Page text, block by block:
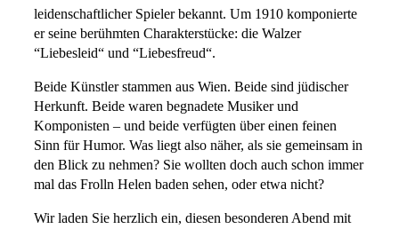
leidenschaftlicher Spieler bekannt. Um 1910 komponierte
er seine berühmten Charakterstücke: die Walzer
“Liebesleid“ und “Liebesfreud“.
Beide Künstler stammen aus Wien. Beide sind jüdischer
Herkunft. Beide waren begnadete Musiker und
Komponisten – und beide verfügten über einen feinen
Sinn für Humor. Was liegt also näher, als sie gemeinsam in
den Blick zu nehmen? Sie wollten doch auch schon immer
mal das Frolln Helen baden sehen, oder etwa nicht?
Wir laden Sie herzlich ein, diesen besonderen Abend mit